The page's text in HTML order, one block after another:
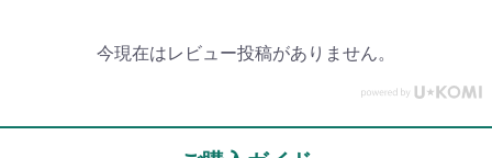
今現在はレビュー投稿がありません。